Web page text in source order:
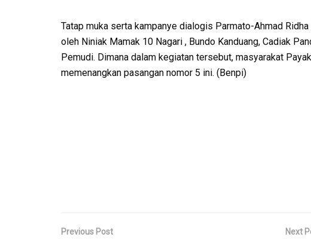
Tatap muka serta kampanye dialogis Parmato-Ahmad
oleh Niniak Mamak 10 Nagari , Bundo Kanduang, Cadiak
Pemudi. Dimana dalam kegiatan tersebut, masyarakat
memenangkan pasangan nomor 5 ini. (Benpi)
Previous Post Next